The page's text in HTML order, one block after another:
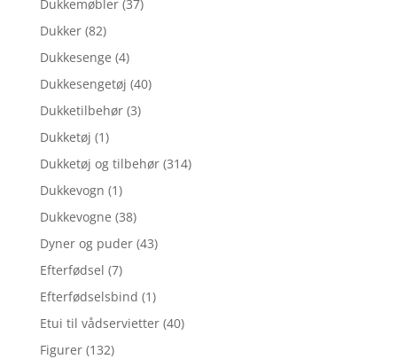
Dukkemøbler (37)
Dukker (82)
Dukkesenge (4)
Dukkesengetøj (40)
Dukketilbehør (3)
Dukketøj (1)
Dukketøj og tilbehør (314)
Dukkevogn (1)
Dukkevogne (38)
Dyner og puder (43)
Efterfødsel (7)
Efterfødselsbind (1)
Etui til vådservietter (40)
Figurer (132)